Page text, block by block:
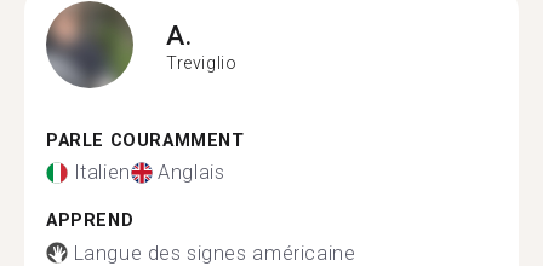
A.
Treviglio
PARLE COURAMMENT
Italien Anglais
APPREND
Langue des signes américaine